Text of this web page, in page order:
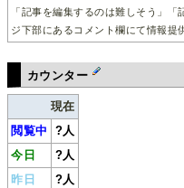
「記事を編集するのは難しそう」
ジ下部にあるコメント欄にて情報提
カウンター
現在
閲覧中
? 人
今日
? 人
昨日
? 人